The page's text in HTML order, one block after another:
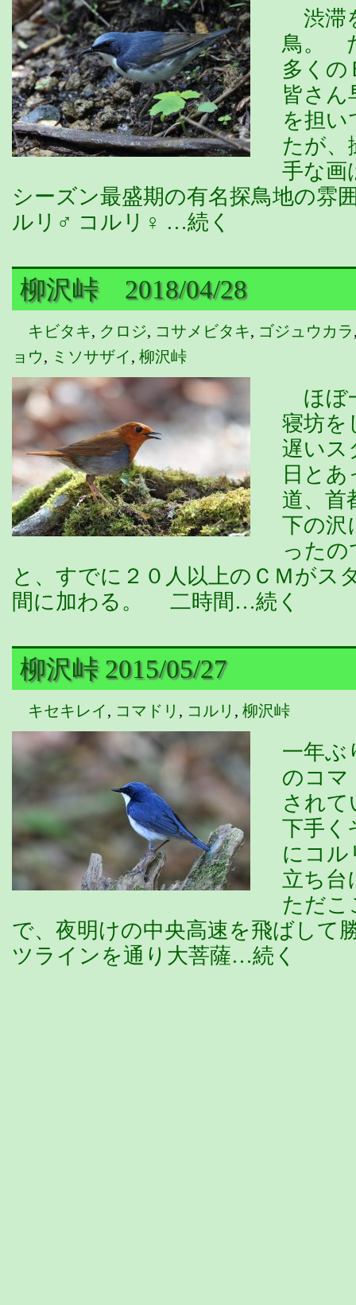
渋滞
鳥。
多く
皆さ
を担い
たが、
手な
シーズン最盛期の有名探鳥地の雰
ルリ♂ コルリ♀ …続く
柳沢峠 2018/04/28
キビタキ, クロジ, コサメビタキ, ゴジュウカラ
ョウ, ミソサザイ, 柳沢峠
ほぼ
寝坊を
遅い
日と
道、
下の沢
ったの
と、すでに２０人以上のＣＭがス
間に加わる。 二時間…続く
柳沢峠 2015/05/27
キセキレイ, コマドリ , コルリ , 柳沢峠
一年ぶ
のコマ
され
下手く
にコル
立ち台
ただこ
で、夜明けの中央高速を飛ばして
ツラインを通り大菩薩…続く